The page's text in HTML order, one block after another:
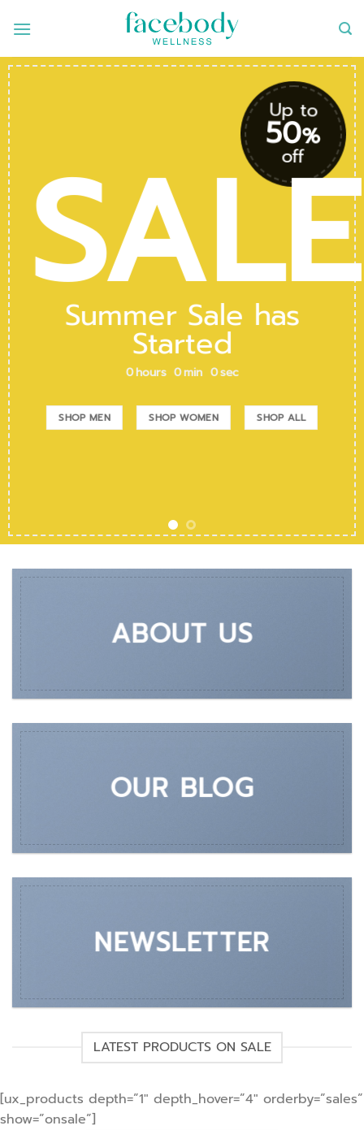
เนื้อหา
Up to
50%
off
SALE
Summer Sale has
Started
0hours 0min 0sec
SHOP MEN SHOP WOMEN SHOP ALL
ABOUT US
OUR BLOG
NEWSLETTER
LATEST PRODUCTS ON SALE
[ux_products depth=”1″ depth_hover=”4″ orderby=”sales”
show=”onsale”]